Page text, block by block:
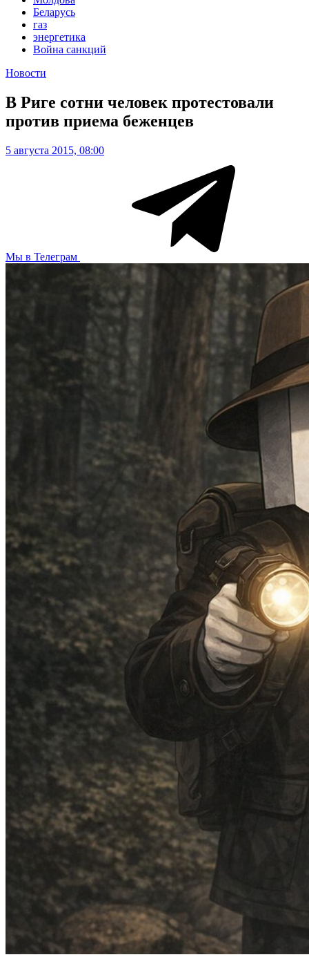
Беларусь
газ
энергетика
Война санкций
Новости
В Риге сотни человек протестовали
против приема беженцев
5 августа 2015, 08:00
Мы в Телеграм